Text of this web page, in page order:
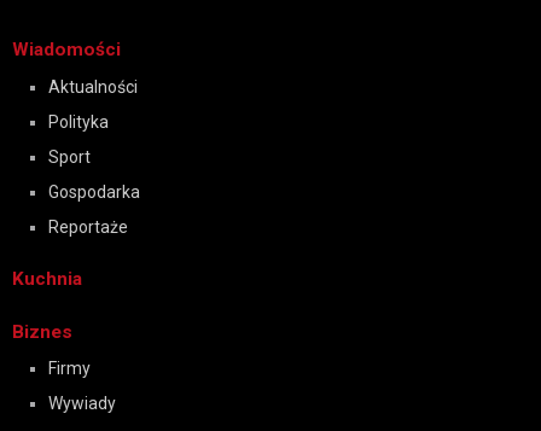
Wiadomości
Aktualności
Polityka
Sport
Gospodarka
Reportaże
Kuchnia
Biznes
Firmy
Wywiady